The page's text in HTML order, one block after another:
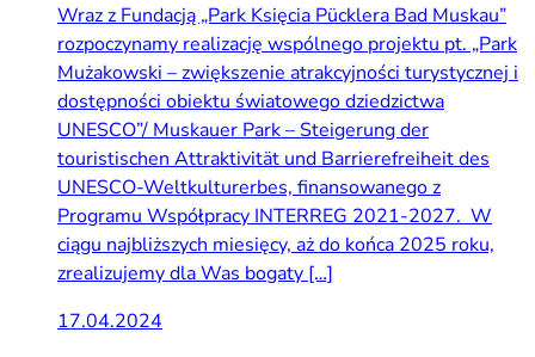
Wraz z Fundacją „Park Księcia Pücklera Bad Muskau”
rozpoczynamy realizację wspólnego projektu pt. „Park
Mużakowski – zwiększenie atrakcyjności turystycznej i
dostępności obiektu światowego dziedzictwa
UNESCO”/ Muskauer Park – Steigerung der
touristischen Attraktivität und Barrierefreiheit des
UNESCO-Weltkulturerbes, finansowanego z
Programu Współpracy INTERREG 2021-2027. W
ciągu najbliższych miesięcy, aż do końca 2025 roku,
zrealizujemy dla Was bogaty […]
17.04.2024